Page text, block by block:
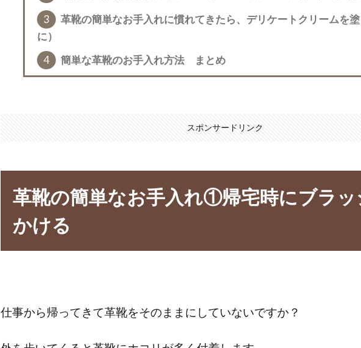
3
革靴の簡単なお手入れに慣れてきたら、デリケートクリームを
に）
4
簡単な革靴のお手入れ方法 まとめ
スポンサードリンク
革靴の簡単なお手入れ①帰宅時にブラ
かける
仕事から帰ってきて革靴をそのままにしていないですか？